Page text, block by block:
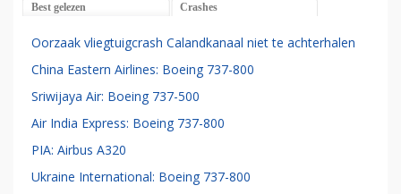
Best gelezen Crashes
Oorzaak vliegtuigcrash Calandkanaal niet te achterhalen
China Eastern Airlines: Boeing 737-800
Sriwijaya Air: Boeing 737-500
Air India Express: Boeing 737-800
PIA: Airbus A320
Ukraine International: Boeing 737-800